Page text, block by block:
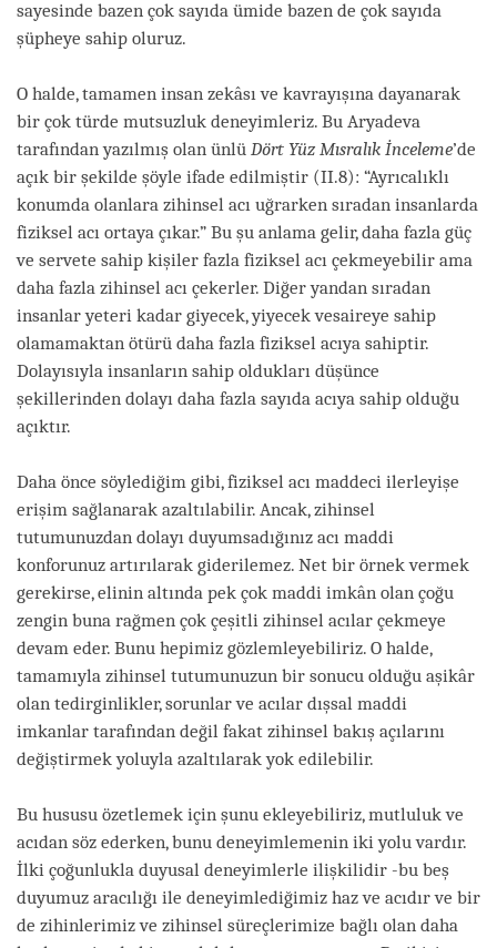
sayesinde bazen çok sayıda ümide bazen de çok sayıda
şüpheye sahip oluruz.
O halde, tamamen insan zekâsı ve kavrayışına dayanarak
bir çok türde mutsuzluk deneyimleriz. Bu Aryadeva
tarafından yazılmış olan ünlü Dört Yüz Mısralık İnceleme’de
açık bir şekilde şöyle ifade edilmiştir (II.8): “Ayrıcalıklı
konumda olanlara zihinsel acı uğrarken sıradan insanlarda
fiziksel acı ortaya çıkar.” Bu şu anlama gelir, daha fazla güç
ve servete sahip kişiler fazla fiziksel acı çekmeyebilir ama
daha fazla zihinsel acı çekerler. Diğer yandan sıradan
insanlar yeteri kadar giyecek, yiyecek vesaireye sahip
olamamaktan ötürü daha fazla fiziksel acıya sahiptir.
Dolayısıyla insanların sahip oldukları düşünce
şekillerinden dolayı daha fazla sayıda acıya sahip olduğu
açıktır.
Daha önce söylediğim gibi, fiziksel acı maddeci ilerleyişe
erişim sağlanarak azaltılabilir. Ancak, zihinsel
tutumunuzdan dolayı duyumsadığınız acı maddi
konforunuz artırılarak giderilemez. Net bir örnek vermek
gerekirse, elinin altında pek çok maddi imkân olan çoğu
zengin buna rağmen çok çeşitli zihinsel acılar çekmeye
devam eder. Bunu hepimiz gözlemleyebiliriz. O halde,
tamamıyla zihinsel tutumunuzun bir sonucu olduğu aşikâr
olan tedirginlikler, sorunlar ve acılar dışsal maddi
imkanlar tarafından değil fakat zihinsel bakış açılarını
değiştirmek yoluyla azaltılarak yok edilebilir.
Bu hususu özetlemek için şunu ekleyebiliriz, mutluluk ve
acıdan söz ederken, bunu deneyimlemenin iki yolu vardır.
İlki çoğunlukla duyusal deneyimlerle ilişkilidir -bu beş
duyumuz aracılığı ile deneyimlediğimiz haz ve acıdır ve bir
de zihinlerimiz ve zihinsel süreçlerimize bağlı olan daha